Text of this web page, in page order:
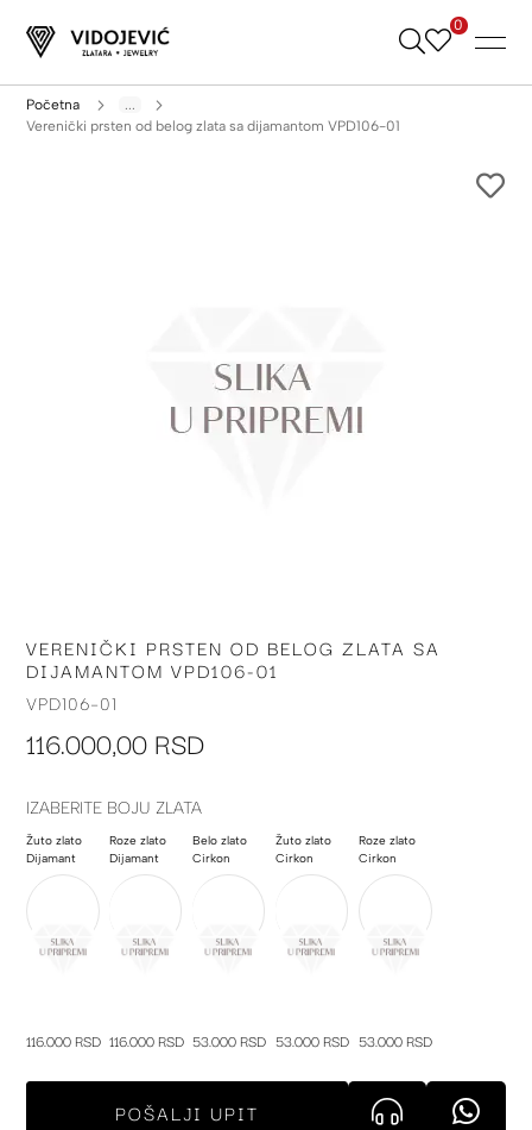
Skip
0
Početna
...
Verenički prsten od belog zlata sa dijamantom VPD106-01
Skip
to
the
of
gallery
VERENIČKI PRSTEN OD BELOG ZLATA SA
DIJAMANTOM VPD106-01
VPD106-01
116.000,00 RSD
IZABERITE BOJU ZLATA
Žuto zlato
Dijamant
116.000 RSD
Roze zlato
Dijamant
116.000 RSD
Belo zlato
Cirkon
53.000 RSD
Žuto zlato
Cirkon
53.000 RSD
Roze zlato
Cirkon
53.000 RSD
POŠALJI UPIT